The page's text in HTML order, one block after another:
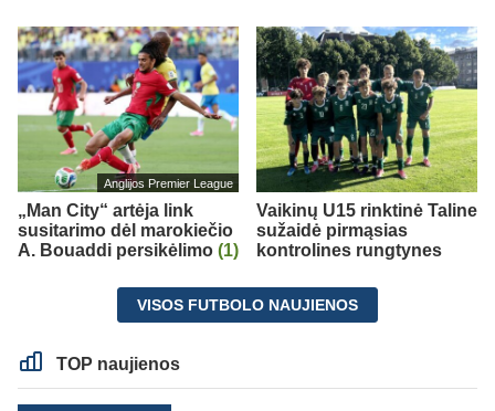
Anglijos Premier League
„Man City“ artėja link
susitarimo dėl marokiečio
A. Bouaddi persikėlimo (1)
Vaikinų U15 rinktinė Taline
sužaidė pirmąsias
kontrolines rungtynes
VISOS FUTBOLO NAUJIENOS
TOP naujienos